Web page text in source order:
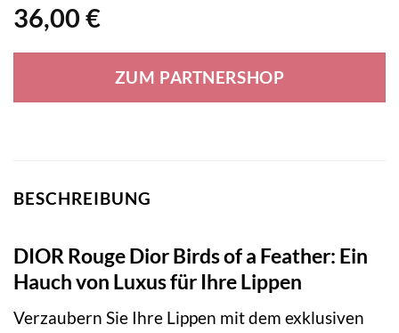
36,00 €
ZUM PARTNERSHOP
BESCHREIBUNG
DIOR Rouge Dior Birds of a Feather: Ein
Hauch von Luxus für Ihre Lippen
Verzaubern Sie Ihre Lippen mit dem exklusiven